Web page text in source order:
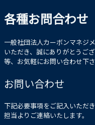
各種お問合わせ
一般社団法人カーボンマネジ
いただき、誠にありがとうご
等、お気軽にお問い合わせ下さ
お問い合わせ
下記必要事項をご記入いただ
担当よりご連絡いたします。